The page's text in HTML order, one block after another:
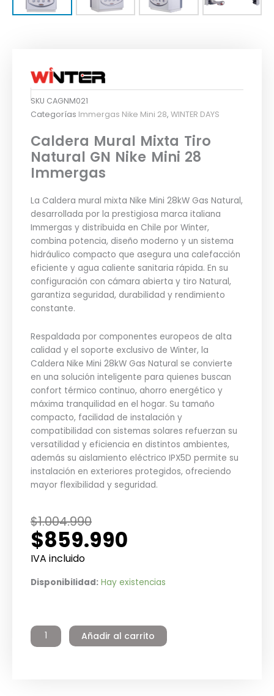
SKU CAGNM021
Categorías Immergas Nike Mini 28, WINTER DAYS
Caldera Mural Mixta Tiro
Natural GN Nike Mini 28
Immergas
La Caldera mural mixta Nike Mini 28kW Gas Natural,
desarrollada por la prestigiosa marca italiana
Immergas y distribuida en Chile por Winter,
combina potencia, diseño moderno y un sistema
hidráulico compacto que asegura una calefacción
eficiente y agua caliente sanitaria rápida. En su
configuración con cámara abierta y tiro Natural,
garantiza seguridad, durabilidad y rendimiento
constante.
Respaldada por componentes europeos de alta
calidad y el soporte exclusivo de Winter, la
Caldera Nike Mini 28kW Gas Natural se convierte
en una solución inteligente para quienes buscan
confort térmico continuo, ahorro energético y
máxima tranquilidad en el hogar. Su tamaño
compacto, facilidad de instalación y
compatibilidad con sistemas solares refuerzan su
versatilidad y eficiencia en distintos ambientes,
además su aislamiento eléctrico IPX5D permite su
instalación en exteriores protegidos, ofreciendo
mayor flexibilidad y seguridad.
$1.004.990
El
precio
original
$1.004.990.
$859.990
El
precio
actual
$859.990.
IVA incluido
Disponibilidad: Hay existencias
Caldera
Natural
GN
Añadir al carrito